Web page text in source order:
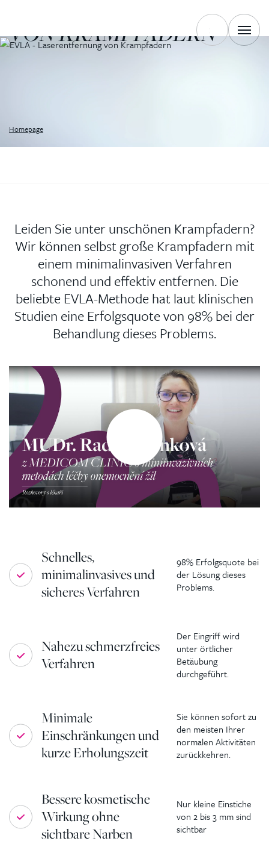
Homepage
VON KRAMPFADERN
Leiden Sie unter unschönen Krampfadern?
Wir können selbst große Krampfadern mit
einem minimalinvasiven Verfahren
schonend und effektiv entfernen. Die
beliebte EVLA-Methode hat laut klinischen
Studien eine Erfolgsquote von 98% bei der
Behandlung dieses Problems.
Schnelles,
minimalinvasives und
sicheres Verfahren
98% Erfolgsquote bei
der Lösung dieses
Problems.
Nahezu schmerzfreies
Verfahren
Der Eingriff wird
unter örtlicher
Betäubung
durchgeführt.
Minimale
Einschränkungen und
kurze Erholungszeit
Sie können sofort zu
den meisten Ihrer
normalen Aktivitäten
zurückkehren.
Bessere kosmetische
Wirkung ohne
sichtbare Narben
Nur kleine Einstiche
von 2 bis 3 mm sind
sichtbar